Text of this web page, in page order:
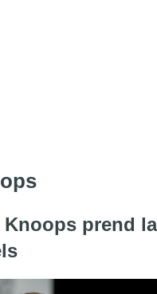
Knoops prend la